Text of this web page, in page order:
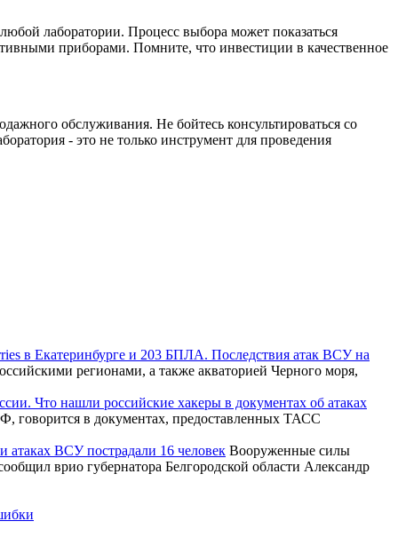
лаборатории. Процесс выбора может показаться
приборами. Помните, что инвестиции в качественное
обслуживания. Не бойтесь консультироваться со
- это не только инструмент для проведения
в Екатеринбурге и 203 БПЛА. Последствия атак ВСУ на
регионами, а также акваторией Черного моря,
Что нашли российские хакеры в документах об атаках
говорится в документах, предоставленных ТАСС
атаках ВСУ пострадали 16 человек Вооруженные силы
врио губернатора Белгородской области Александр